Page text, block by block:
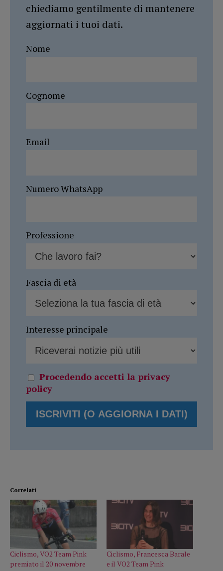
chiediamo gentilmente di mantenere
aggiornati i tuoi dati.
Nome
Cognome
Email
Numero WhatsApp
Professione
Fascia di età
Interesse principale
Procedendo accetti la privacy
policy
Correlati
Ciclismo, VO2 Team Pink
premiato il 20 novembre
Ciclismo, Francesca Barale
e il VO2 Team Pink